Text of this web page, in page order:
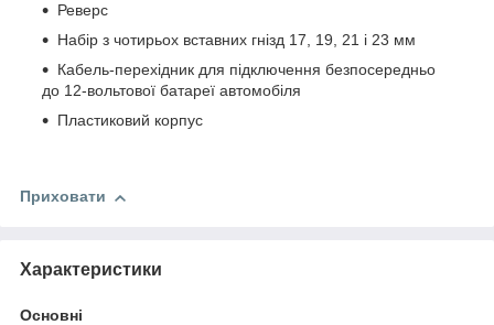
Реверс
Набір з чотирьох вставних гнізд 17, 19, 21 і 23 мм
Кабель-перехідник для підключення безпосередньо
до 12-вольтової батареї автомобіля
Пластиковий корпус
Приховати
Характеристики
Основні